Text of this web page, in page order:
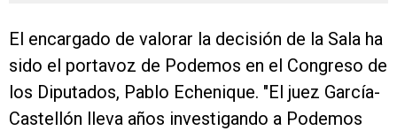
El encargado de valorar la decisión de la Sala ha
sido el portavoz de Podemos en el Congreso de
los Diputados, Pablo Echenique. "El juez García-
Castellón lleva años investigando a Podemos